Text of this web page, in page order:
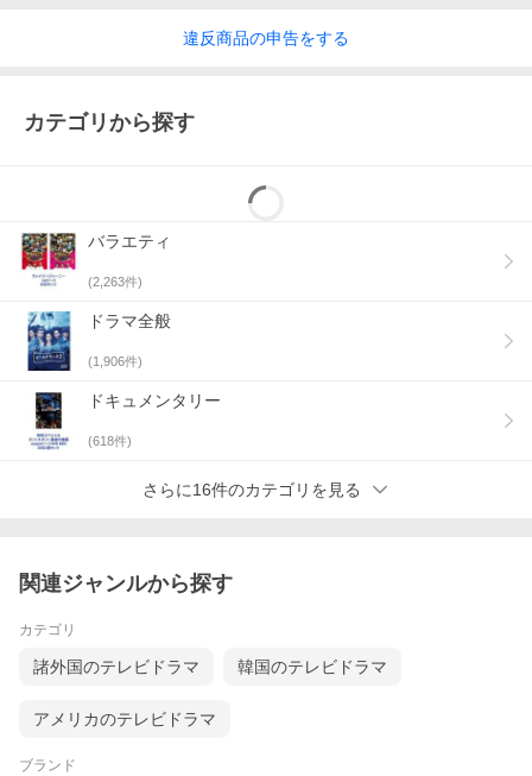
違反商品の申告をする
カテゴリから探す
バラエティ
(2,263件)
ドラマ全般
(1,906件)
ドキュメンタリー
(618件)
さらに16件のカテゴリを見る
関連ジャンルから探す
カテゴリ
諸外国のテレビドラマ 韓国のテレビドラマ
アメリカのテレビドラマ
ブランド